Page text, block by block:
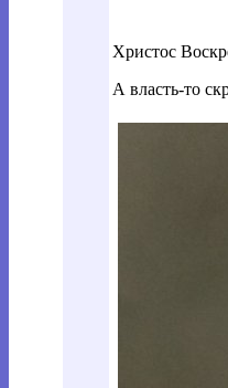
Христос
А власть-то